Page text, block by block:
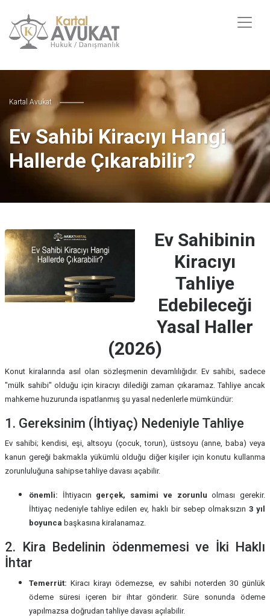
Kartal Avukat
Ev Sahibi Kiracıyı Hangi
Hallerde Çıkarabilir?
Ev Sahibinin
Kiracıyı
Tahliye
Edebileceği
Yasal Haller
(2026)
Konut kiralarında asıl olan sözleşmenin devamlılığıdır. Ev sahibi, sadece
"mülk sahibi" olduğu için kiracıyı dilediği zaman çıkaramaz. Tahliye ancak
mahkeme huzurunda ispatlanmış şu yasal nedenlerle mümkündür:
1. Gereksinim (İhtiyaç) Nedeniyle Tahliye
Ev sahibi; kendisi, eşi, altsoyu (çocuk, torun), üstsoyu (anne, baba) veya
kanun gereği bakmakla yükümlü olduğu diğer kişiler için konutu kullanma
zorunluluğuna sahipse tahliye davası açabilir.
önemli: İhtiyacın gerçek, samimi ve zorunlu olması gerekir.
İhtiyaç nedeniyle tahliye edilen ev, haklı bir sebep olmaksızın3 yıl
boyunca başkasına kiralanamaz.
2. Kira Bedelinin ödenmemesi ve İki Haklı
İhtar
Temerrüt: Kiracı kirayı ödemezse, ev sahibi noterden 30 günlük
ödeme süresi içeren bir ihtar gönderir. Süre sonunda ödeme
yapılmazsa doğrudan tahliye davası açılabilir.